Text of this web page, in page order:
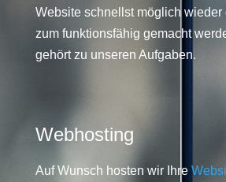
Website schnellst möglich wieder
zum funktionsfähig gemacht
gehört zu unseren Aufgaben.
Webhosting
Auf Wunsch hosten wir Ihre